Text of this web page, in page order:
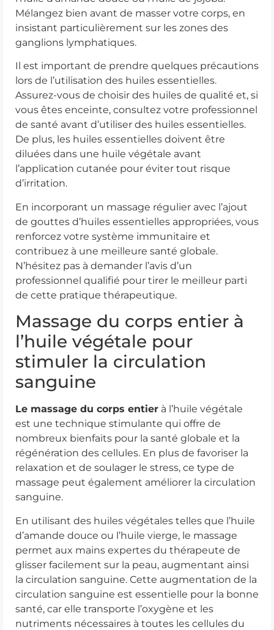
Mélangez bien avant de masser votre corps, en
insistant particulièrement sur les zones des
ganglions lymphatiques.
Il est important de prendre quelques précautions
lors de l’utilisation des huiles essentielles.
Assurez-vous de choisir des huiles de qualité et, si
vous êtes enceinte, consultez votre professionnel
de santé avant d’utiliser des huiles essentielles.
De plus, les huiles essentielles doivent être
diluées dans une huile végétale avant
l’application cutanée pour éviter tout risque
d’irritation.
En incorporant un massage régulier avec l’ajout
de gouttes d’huiles essentielles appropriées, vous
renforcez votre système immunitaire et
contribuez à une meilleure santé globale.
N’hésitez pas à demander l’avis d’un
professionnel qualifié pour tirer le meilleur parti
de cette pratique thérapeutique.
Massage du corps entier à
l’huile végétale pour
stimuler la circulation
sanguine
Le massage du corps entier à l’huile végétale
est une technique stimulante qui offre de
nombreux bienfaits pour la santé globale et la
régénération des cellules. En plus de favoriser la
relaxation et de soulager le stress, ce type de
massage peut également améliorer la circulation
sanguine.
En utilisant des huiles végétales telles que l’huile
d’amande douce ou l’huile vierge, le massage
permet aux mains expertes du thérapeute de
glisser facilement sur la peau, augmentant ainsi
la circulation sanguine. Cette augmentation de la
circulation sanguine est essentielle pour la bonne
santé, car elle transporte l’oxygène et les
nutriments nécessaires à toutes les cellules du